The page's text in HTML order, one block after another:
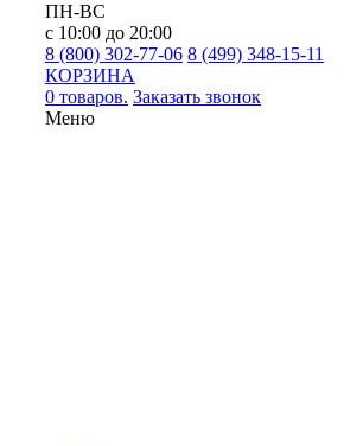
ПН-ВС
с 10:00 до 20:00
8 (800) 302-77-06 8 (499) 348-15-11
КОРЗИНА
0 товаров. Заказать звонок
Меню